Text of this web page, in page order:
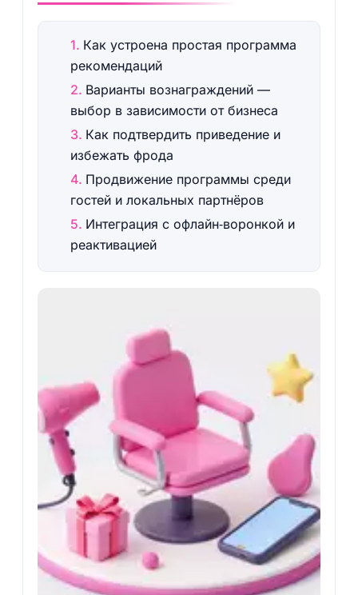
Как устроена простая программа
рекомендаций
Варианты вознаграждений —
выбор в зависимости от бизнеса
Как подтвердить приведение и
избежать фрода
Продвижение программы среди
гостей и локальных партнёров
Интеграция с офлайн‑воронкой и
реактивацией